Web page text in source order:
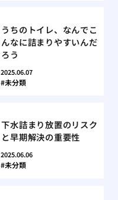
うちのトイレ、なんでこ
んなに詰まりやすいんだ
ろう
2025.06.07
未分類
下水詰まり放置のリスク
と早期解決の重要性
2025.06.06
未分類